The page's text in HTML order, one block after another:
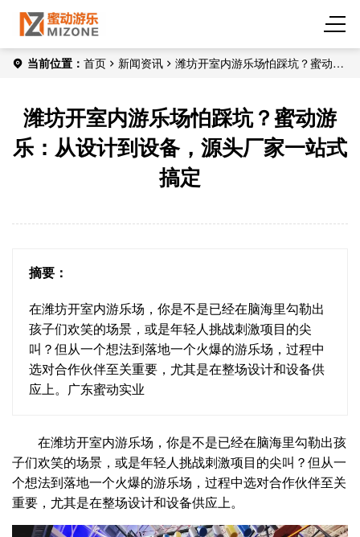
当前位置： 首页 新闻资讯
潍坊开室内游乐场怕踩坑？蜜动游
潍坊开室内游乐场怕踩坑？蜜动游
乐：从设计到设备，源头厂家一站式
搞定
摘要：
在潍坊开室内游乐场，你是不是已经在脑海里勾勒出
孩子们欢笑的场景，或是年轻人挑战刺激项目的尖
叫？但从一个想法到落地一个火爆的游乐场，过程中
选对合作伙伴至关重要，尤其是在整场设计和设备供
应上。广东蜜动实业
在潍坊开室内游乐场，你是不是已经在脑海里勾勒出孩
子们欢笑的场景，或是年轻人挑战刺激项目的尖叫？但从一
个想法到落地一个火爆的游乐场，过程中选对合作伙伴至关
重要，尤其是在整场设计和设备供应上。